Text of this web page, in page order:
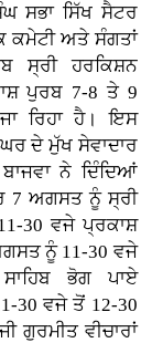
ਸਭਾ ਸਿੱਖ ਸੈਟਰ
ਕਮੇਟੀ ਅਤੇ ਸੰਗਤਾਂ
ਸ੍ਰੀ ਹਰਕਿਸ਼ਨ
ਪੁਰਬ 7-8 ਤੇ 9
ਰਿਹਾ ਹੈ। ਇਸ
ਦੇ ਮੁੱਖ ਸੇਵਾਦਾਰ
ਨੇ ਦਿੰਦਿਆਂ
7 ਅਗਸਤ ਨੂੰ ਸ੍ਰੀ
30 ਵਜੇ ਪ੍ਰਕਾਸ਼
ਨੂੰ 11-30 ਵਜੇ
ਭੋਗ ਪਾਏ
30 ਵਜੇ ਤੋਂ 12-30
ਗੁਰਮੀਤ ਵੀਚਾਰਾਂ